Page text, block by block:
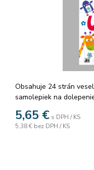
Obsahuje 24 strán
samolepiek na
5,65 € s DPH / KS
5,38 € bez DPH / KS